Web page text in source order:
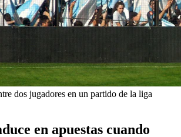
dos jugadores en un partido de la liga
en apuestas cuando